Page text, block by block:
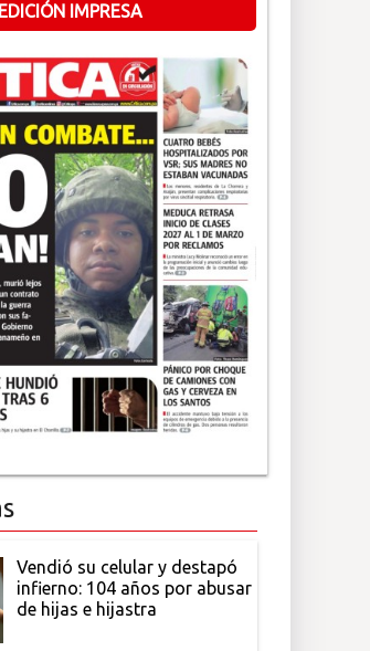
EDICIÓN IMPRESA
Vendió su celular y destapó
infierno: 104 años por abusar
de hijas e hijastra